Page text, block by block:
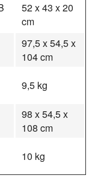
52 x 43 x 20
cm
97,5 x 54,5 x
104 cm
9,5 kg
98 x 54,5 x
108 cm
10 kg